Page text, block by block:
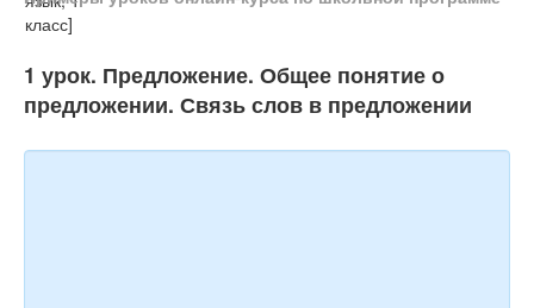
Игры
Учитель
1 урок. Предложение. Общее понятие о
предложении. Связь слов в предложении